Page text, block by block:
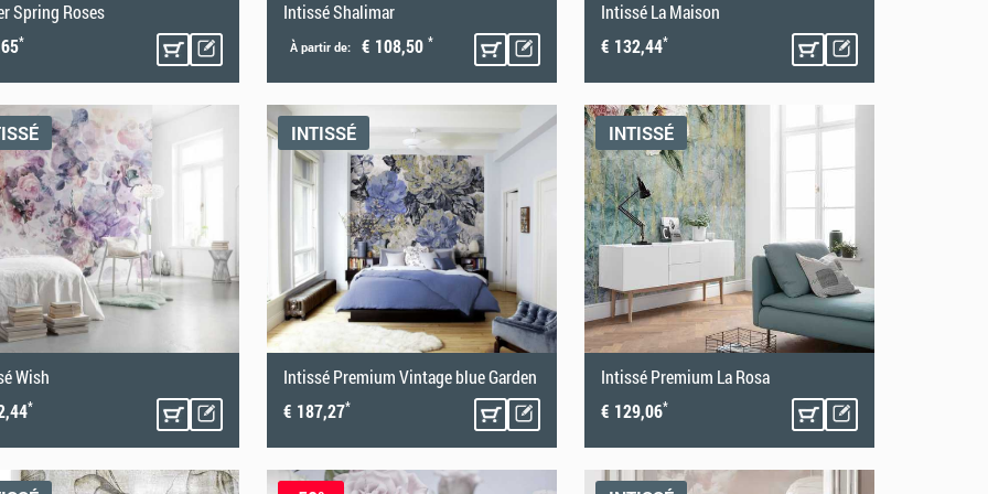
Spring Roses
*
Intissé Shalimar
À partir de: € 108,50 *
Intissé La Maison
€ 132,44*
Wish
*
INTISSÉ
Intissé Premium Vintage blue Garden
€ 187,27*
INTISSÉ
Intissé Premium La Rosa
€ 129,06*